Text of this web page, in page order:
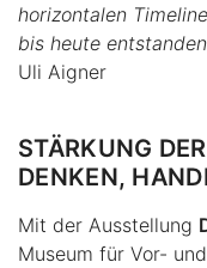
horizontalen
bis heute
Uli Aigner
STÄRKUNG
DENKEN,
Mit der Ausstellung
Museum für Vor-